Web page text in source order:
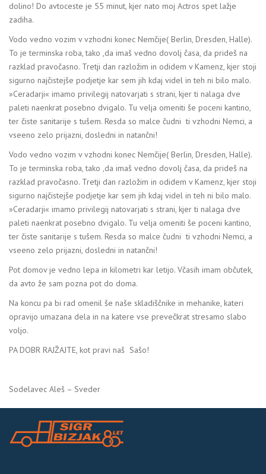
dolino! Do avtoceste je 55 minut, kjer nato moj Actros spet lažje
zadiha.
Vodo vedno vozim v vzhodni konec Nemčije( Berlin, Dresden, Halle).
To je terminska roba, tako ,da imaš vedno dovolj časa, da prideš na
razklad pravočasno. Tretji dan razložim in odidem v Kamenz, kjer stoji
sigurno najčistejše podjetje kar sem jih kdaj videl in teh ni bilo malo.
»Ceradarji« imamo privilegij natovarjati s strani, kjer ti nalaga dve
paleti naenkrat posebno dvigalo. Tu velja omeniti še poceni kantino,
ter čiste sanitarije s tušem. Resda so malce čudni ti vzhodni Nemci, a
vseeno zelo prijazni, dosledni in natančni!
Vodo vedno vozim v vzhodni konec Nemčije( Berlin, Dresden, Halle).
To je terminska roba, tako ,da imaš vedno dovolj časa, da prideš na
razklad pravočasno. Tretji dan razložim in odidem v Kamenz, kjer stoji
sigurno najčistejše podjetje kar sem jih kdaj videl in teh ni bilo malo.
»Ceradarji« imamo privilegij natovarjati s strani, kjer ti nalaga dve
paleti naenkrat posebno dvigalo. Tu velja omeniti še poceni kantino,
ter čiste sanitarije s tušem. Resda so malce čudni ti vzhodni Nemci, a
vseeno zelo prijazni, dosledni in natančni!
Pot domov je vedno lepa in kilometri kar letijo. Včasih imam občutek,
da avto že sam pozna pot do doma.
Na koncu pa bi rad omenil še naše skladiščnike in mehanike, kateri
opravijo umazana dela in na katere vse prevečkrat stresamo slabo
voljo.
PA DOBR RAJŽAJTE, kot pravi naš Sašo!
Sodelavec Aleš – Sveder